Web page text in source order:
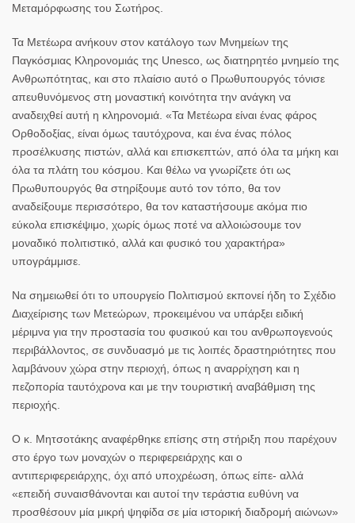
Μεταμόρφωσης του Σωτήρος.
Τα Μετέωρα ανήκουν στον κατάλογο των Μνημείων της
Παγκόσμιας Κληρονομιάς της Unesco, ως διατηρητέο μνημείο της
Ανθρωπότητας, και στο πλαίσιο αυτό ο Πρωθυπουργός τόνισε
απευθυνόμενος στη μοναστική κοινότητα την ανάγκη να
αναδειχθεί αυτή η κληρονομιά. «Τα Μετέωρα είναι ένας φάρος
Ορθοδοξίας, είναι όμως ταυτόχρονα, και ένα ένας πόλος
προσέλκυσης πιστών, αλλά και επισκεπτών, από όλα τα μήκη και
όλα τα πλάτη του κόσμου. Και θέλω να γνωρίζετε ότι ως
Πρωθυπουργός θα στηρίξουμε αυτό τον τόπο, θα τον
αναδείξουμε περισσότερο, θα τον καταστήσουμε ακόμα πιο
εύκολα επισκέψιμο, χωρίς όμως ποτέ να αλλοιώσουμε τον
μοναδικό πολιτιστικό, αλλά και φυσικό του χαρακτήρα»
υπογράμμισε.
Να σημειωθεί ότι το υπουργείο Πολιτισμού εκπονεί ήδη το Σχέδιο
Διαχείρισης των Μετεώρων, προκειμένου να υπάρξει ειδική
μέριμνα για την προστασία του φυσικού και του ανθρωπογενούς
περιβάλλοντος, σε συνδυασμό με τις λοιπές δραστηριότητες που
λαμβάνουν χώρα στην περιοχή, όπως η αναρρίχηση και η
πεζοπορία ταυτόχρονα και με την τουριστική αναβάθμιση της
περιοχής.
Ο κ. Μητσοτάκης αναφέρθηκε επίσης στη στήριξη που παρέχουν
στο έργο των μοναχών ο περιφερειάρχης και ο
αντιπεριφερειάρχης, όχι από υποχρέωση, όπως είπε- αλλά
«επειδή συναισθάνονται και αυτοί την τεράστια ευθύνη να
προσθέσουν μία μικρή ψηφίδα σε μία ιστορική διαδρομή αιώνων»